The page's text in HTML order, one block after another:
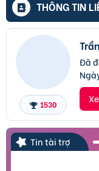
THÔNG TIN
1530
Đã
Tin tài trợ